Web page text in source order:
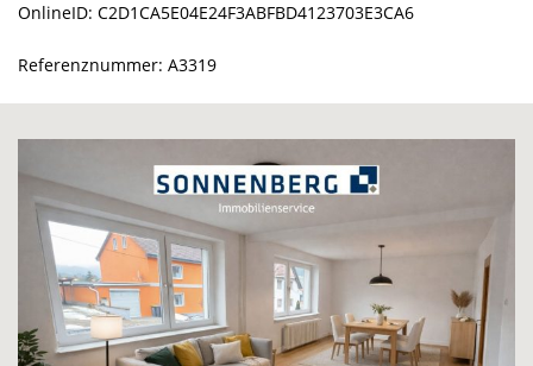
OnlineID: C2D1CA5E04E24F3ABFBD4123703E3CA6
Referenznummer: A3319